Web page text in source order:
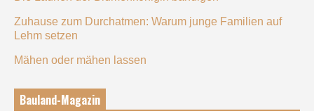
Zuhause zum Durchatmen: Warum junge Familien auf
Lehm setzen
Mähen oder mähen lassen
Bauland-Magazin